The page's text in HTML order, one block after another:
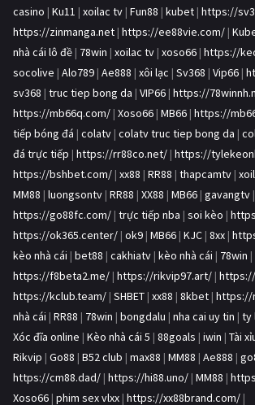
casino | Ku11 | xoilac tv | Fun88 | kubet | https://
https://zinmanga.net | https://ee88vie.com/ |
nhà cái lô đề | 78win | xoilac tv | xoso66 | https://
socolive | Alo789 | Ae888 | xôi lạc | Sv368 | Vip66 |
sv368 | truc tiep bong da | VIP66 | https://
https://mb66q.com/ | Xoso66 | MB66 | https://
tiếp bóng đá | colatv | colatv truc tiep bong da |
đá trực tiếp | https://rr88co.net/ | https://
https://bshbet.com/ | xx88 | RR88 | thapcamtv |
MM88 | luongsontv | RR88 | XX88 | MB66 | gavangtv |
https://go88fc.com/ | trực tiếp nba | soi kèo |
https://ok365.center/ | ok9 | MB66 | KJC | 8xx |
kèo nhà cái | bet88 | cakhiatv | kèo nhà cái | 78win |
https://f8beta2.me/ | https://rikvip97.art/ |
https://kclub.team/ | SHBET | xx88 | 8kbet | https://
nhà cái | RR88 | 78win | bongdalu | nha cai uy tin | ty
Xóc đĩa online | Kèo nhà cái 5 | 88goals | iwin | Tài
Rikvip | Go88 | B52 club | max88 | MM88 | Ae888 |
https://cm88.dad/ | https://hi88.uno/ | MM88 |
Xoso66 | phim sex vlxx | https://xx88brand.com/ |